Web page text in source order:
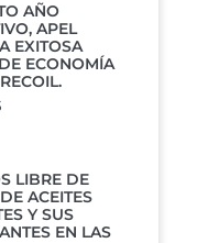
AÑO
APEL
EXITOSA
ECONOMÍA
LIBRE DE
ACEITES
Y SUS
EN LAS